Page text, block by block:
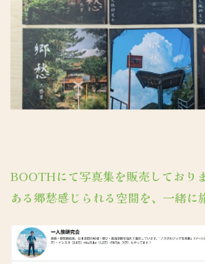
BOOTHにて写真集を販売しており
ある郷愁感じられる空間を、一緒に